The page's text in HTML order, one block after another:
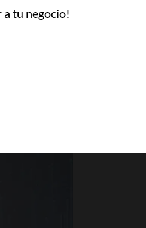
tu negocio!